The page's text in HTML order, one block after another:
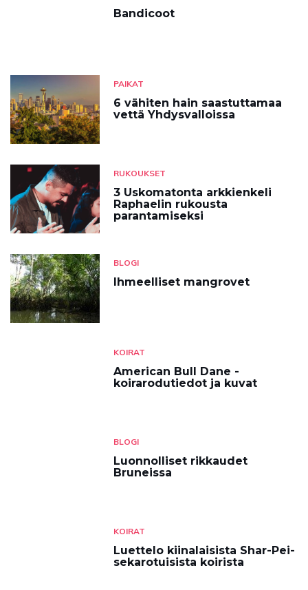
Bandicoot
PAIKAT
6 vähiten hain saastuttamaa
vettä Yhdysvalloissa
RUKOUKSET
3 Uskomatonta arkkienkeli
Raphaelin rukousta
parantamiseksi
BLOGI
Ihmeelliset mangrovet
KOIRAT
American Bull Dane -
koirarodutiedot ja kuvat
BLOGI
Luonnolliset rikkaudet
Bruneissa
KOIRAT
Luettelo kiinalaisista Shar-Pei-
sekarotuisista koirista